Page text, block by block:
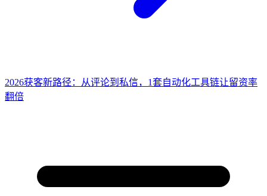
2026获客新路径：从评论到私信，1套自动化工具链让留资率
翻倍